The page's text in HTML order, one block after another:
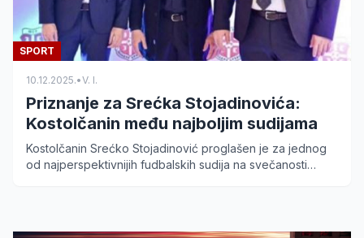
SPORT
10.12.2025.•V. I.
Priznanje za Srećka Stojadinovića:
Kostolčanin među najboljim sudijama
Kostolčanin Srećko Stojadinović proglašen je za jednog
od najperspektivnijih fudbalskih sudija na svečanosti